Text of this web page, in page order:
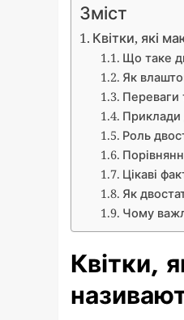
Зміст
Квітки, які
Що таке
Як
Переваги
Приклади
Роль
Цікаві
Як
Чому
Квітки,